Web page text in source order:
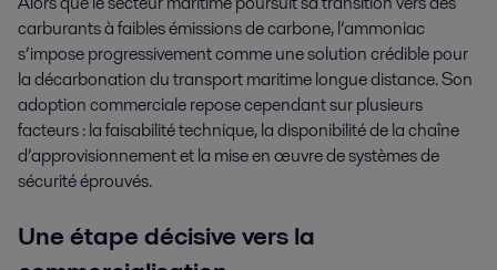
carburants à faibles émissions de carbone, l’ammoniac
s’impose progressivement comme une solution crédible pour
la décarbonation du transport maritime longue distance. Son
adoption commerciale repose cependant sur plusieurs
facteurs : la faisabilité technique, la disponibilité de la chaîne
d’approvisionnement et la mise en œuvre de systèmes de
sécurité éprouvés.
Une étape décisive vers la